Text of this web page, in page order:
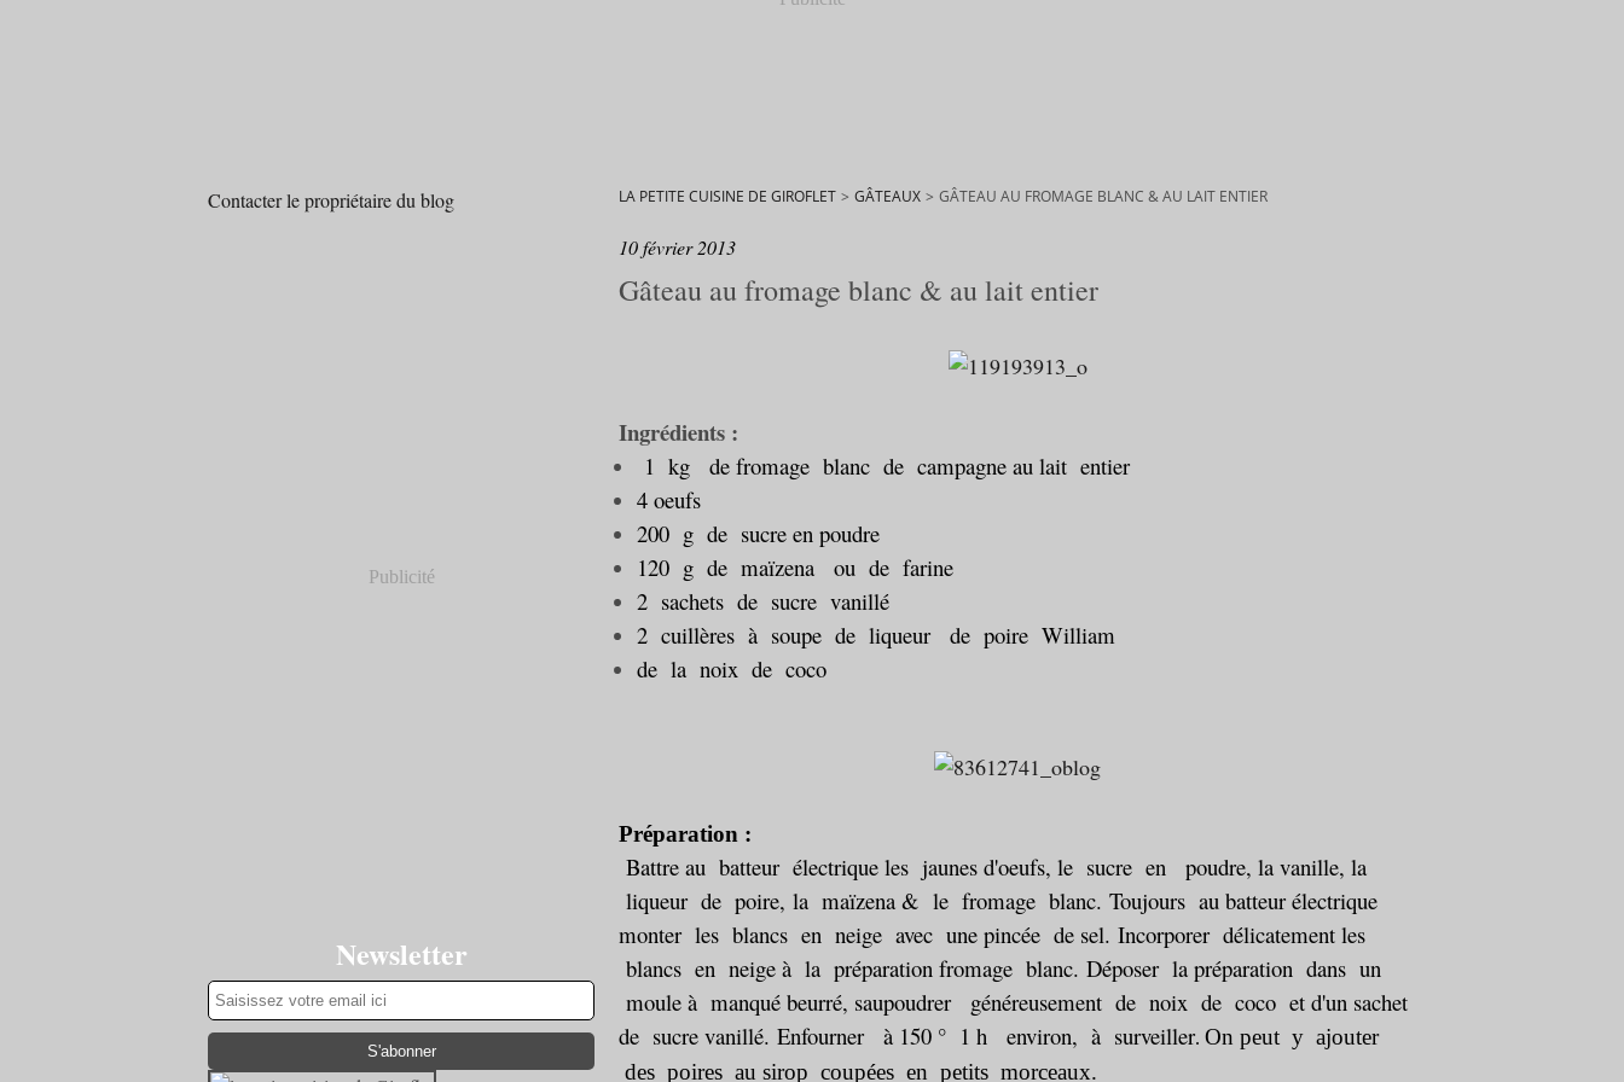
Contacter le propriétaire du blog
Publicité
Newsletter
LA PETITE CUISINE DE GIROFLET > GÂTEAUX > GÂTEAU AU FROMAGE BLANC & AU LAIT ENTIER
10 février 2013
Gâteau au fromage blanc & au lait entier
Ingrédients :
1 kg de fromage blanc de campagne au lait entier
4 oeufs
200 g de sucre en poudre
120 g de maïzena ou de farine
2 sachets de sucre vanillé
2 cuillères à soupe de liqueur de poire William
de la noix de coco
Préparation :
Battre au batteur électrique les jaunes d'oeufs, le sucre en poudre, la vanille, la
liqueur de poire, la maïzena & le fromage blanc. Toujours au batteur électrique
monter les blancs en neige avec une pincée de sel. Incorporer délicatement les
blancs en neige à la préparation fromage blanc. Déposer la préparation dans un
moule à manqué beurré, saupoudrer généreusement de noix de coco et d'un sachet
de sucre vanillé. Enfourner à 150 ° 1 h environ, à surveiller. On peut y ajouter
des poires au sirop coupées en petits morceaux.